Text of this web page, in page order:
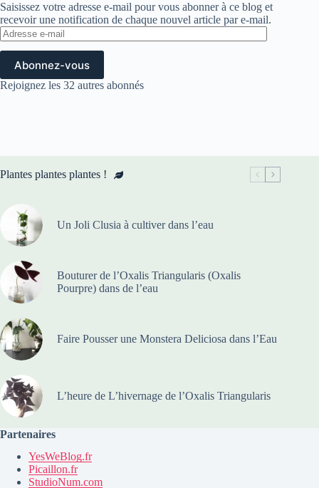
Saisissez votre adresse e-mail pour vous abonner à ce blog et
recevoir une notification de chaque nouvel article par e-mail.
Adresse
e-
mail
Abonnez-vous
Rejoignez les 32 autres abonnés
Plantes plantes plantes !
Un Joli Clusia à cultiver dans l’eau
Bouturer de l’Oxalis Triangularis (Oxalis
Pourpre) dans de l’eau
Faire Pousser une Monstera Deliciosa dans l’Eau
L’heure de L’hivernage de l’Oxalis Triangularis
Partenaires
YesWeBlog.fr
Picaillon.fr
StudioNum.com